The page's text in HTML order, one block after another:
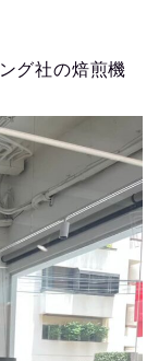
グ社の焙煎機